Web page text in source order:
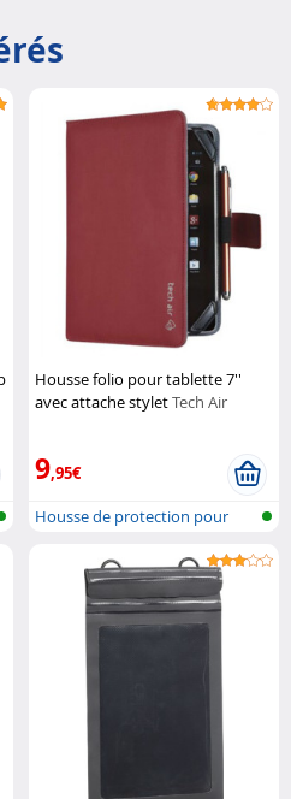
Housse folio pour tablette 7''
avec attache styletTech Air
9,95€
Housse de protection pour